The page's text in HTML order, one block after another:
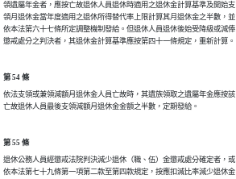
領遺屬年金者，應按亡故退休人員退休時適用之退休金計算基準及開始支
領月退休金當年度適用之退休所得替代率上限計算其月退休金之半數，並
依本法第六十七條所定調整機制發給。但退休人員退休後始受降級或減俸
懲戒處分之判決者，其退休金計算基準應按第四十一條規定，重新計算。
第 54 條
依法支領或兼領減額月退休金人員亡故時，其遺族領取之遺屬年金應按該
亡故退休人員最後支領減額月退休金金額之半數，定期發給。
第 55 條
退休公務人員經懲戒法院判決減少退休（職、伍）金懲戒處分確定者，或
依本法第七十九條第一項第二款至第四款規定，按應扣減比率減少退休金